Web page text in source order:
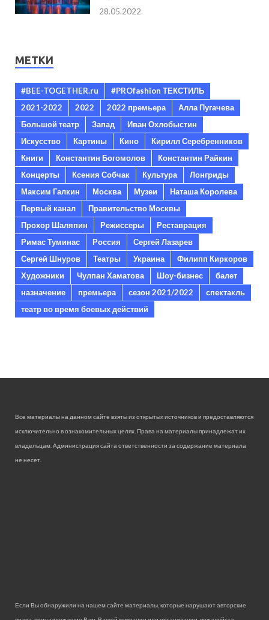
28.05.2022
МЕТКИ
#BEE-TOGETHER.ru
#PROfashion ТЕКСТИЛЬ
2021-2022
2022 2022 премьера
Алла Пугачева
Большой театр
Запад
Иван Охлобыстин
Искусство
Картины Кино
Кирилл Серебренников
Книги
Константин Богомолов
Константин Райкин
Концерты
Ксения Собчак Культура
Лонгриды
Максим Галкин
Москва Музеи
Наташа Королева
Первый канал
Правительство Москвы
Прохор Шаляпин
Режиссеры
Реставрация
Римас Туминас
Россия
Сергей Лазарев
Сергей Шнуров
Театры Украина
Филипп Киркоров
Художники
Чулпан Хаматова Шоу-бизнес
балет
назначение
премьера сезон 2021/2022
спектакль
театр во время боевых действий
Все материалы на данном сайте взяты из открытых источников и предоставляются
исключительно в ознакомительных целях. Права на материалы принадлежат их
владельцам. Администрация сайта ответственности за содержание материала
не несет.
Если Вы обнаружили на нашем сайте материалы, которые нарушают авторские